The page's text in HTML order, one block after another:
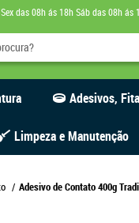
das 08h ás 18h Sáb das 08h ás
Adesivos,
Limpeza e Manutenção
Adesivo de Contato 400g